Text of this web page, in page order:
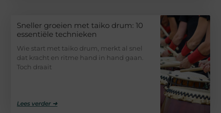
Sneller groeien met taiko drum: 10
essentiële technieken
Wie start met taiko drum, merkt al snel
dat kracht en ritme hand in hand gaan.
Toch draait
Lees verder ➜